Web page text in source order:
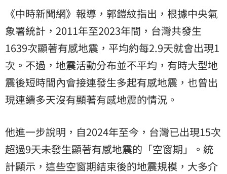
《中時新聞網》報導，郭鎧紋指出，根據中央氣
象署統計，2011年至2023年間，台灣共發生
1639次顯著有感地震，平均約每2.9天就會出現1
次。不過，地震活動分布並不平均，有時大型地
震後短時間內會接連發生多起有感地震，也曾出
現連續多天沒有顯著有感地震的情況。
他進一步說明，自2024年至今，台灣已出現15次
超過9天未發生顯著有感地震的「空窗期」。統
計顯示，這些空窗期結束後的地震規模，大多介